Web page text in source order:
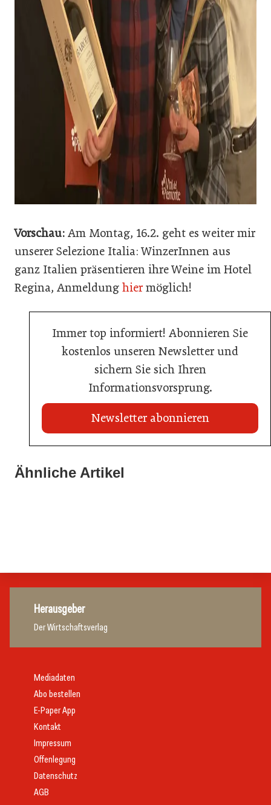
Vorschau: Am Montag, 16.2. geht es weiter mir
unserer Selezione Italia: WinzerInnen aus
ganz Italien präsentieren ihre Weine im Hotel
Regina, Anmeldung hiermöglich!
Immer top informiert! Abonnieren Sie
kostenlos unseren Newsletter und
sichern Sie sich Ihren
Informationsvorsprung.
Newsletter abonnieren
Ähnliche Artikel
Travel Start-up Night 2026: Beste Tourismus-Idee
21. Juli 2026
Herausgeber
Der Wirtschaftsverlag
Mediadaten
Abo bestellen
E-Paper App
Kontakt
Impressum
Offenlegung
Datenschutz
AGB